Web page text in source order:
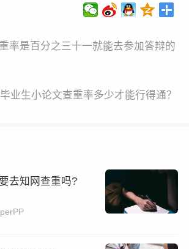
率是百分之三十一就能去参加答辩的
业生小论文查重率多少才能行得通？
去知网查重吗?